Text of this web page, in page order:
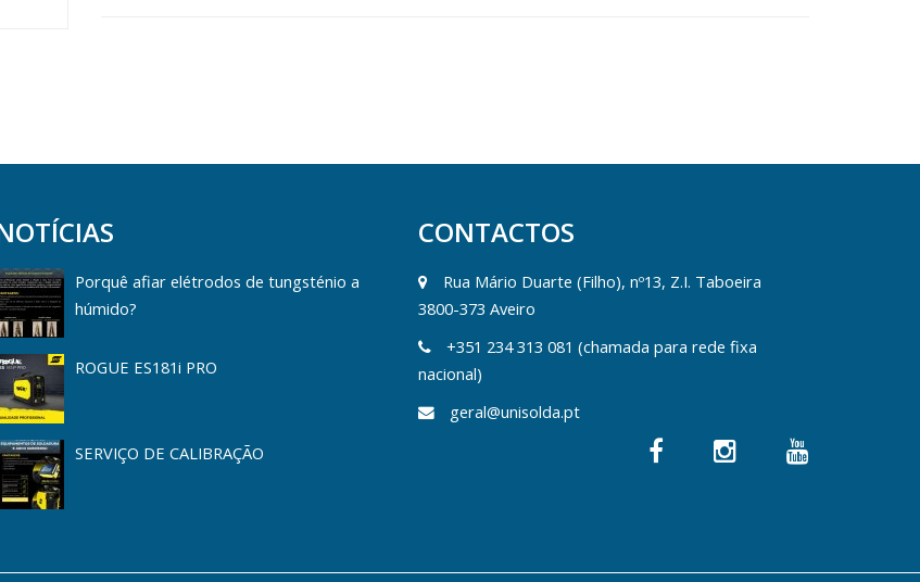
Porquê afiar elétrodos de tungsténio a
húmido?
ROGUE ES181i PRO
SERVIÇO DE CALIBRAÇÃO
CONTACTOS
Rua Mário Duarte (Filho), nº13, Z.I. Taboeira
3800-373 Aveiro
+351 234 313 081 (chamada para rede fixa
nacional)
geral@unisolda.pt